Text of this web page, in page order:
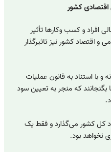
اقتصادی کشور
افراد و کسب‌ وکارها تأثیر
و اقتصاد کشور نیز تاثیرگذار
و با استناد به قانون عملیات
بگنجانند که منجر به تعیین سود
کل کشور می‌گذارد و فقط یک
نخواهد بود.